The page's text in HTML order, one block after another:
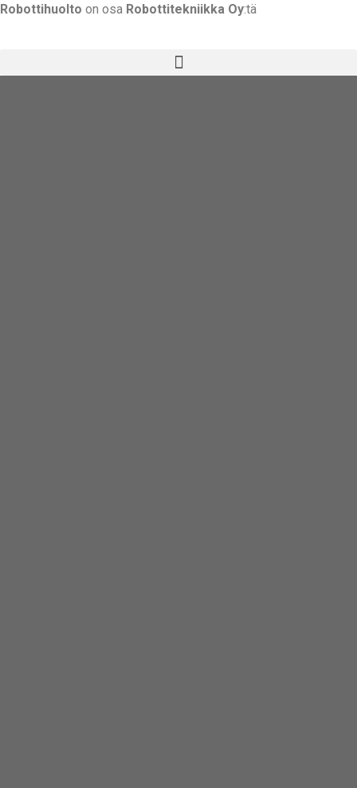
Robottihuolto on osa Robottitekniikka Oy:tä